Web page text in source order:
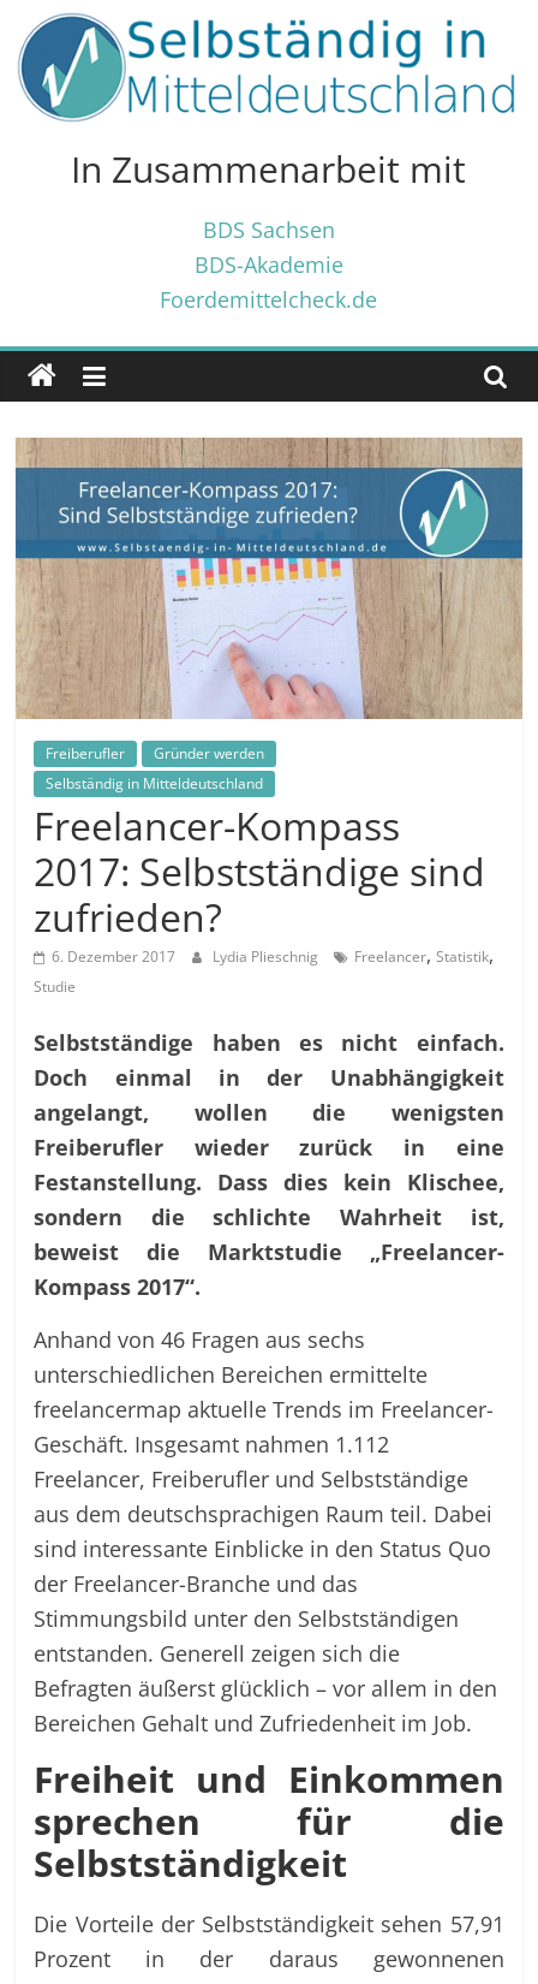
Inhalt
springen
Selbständig
Mitteldeutschland
Tricks
✓
für
und
Gründer
in
und
außerhalb
Mitteldeutschlands
In Zusammenarbeit mit
BDS Sachsen
BDS-Akademie
Foerdemittelcheck.de
Freiberufler
Gründer werden
Selbständig in Mitteldeutschland
Freelancer-Kompass
2017: Selbstständige sind
zufrieden?
6. Dezember 2017 Lydia Plieschnig Freelancer,Statistik,
Studie
Selbstständige haben es nicht einfach.
Doch einmal in der Unabhängigkeit
angelangt, wollen die wenigsten
Freiberufler wieder zurück in eine
Festanstellung. Dass dies kein Klischee,
sondern die schlichte Wahrheit ist,
beweist die Marktstudie „Freelancer-
Kompass 2017“.
Anhand von 46 Fragen aus sechs
unterschiedlichen Bereichen ermittelte
freelancermap aktuelle Trends im Freelancer-
Geschäft. Insgesamt nahmen 1.112
Freelancer, Freiberufler und Selbstständige
aus dem deutschsprachigen Raum teil. Dabei
sind interessante Einblicke in den Status Quo
der Freelancer-Branche und das
Stimmungsbild unter den Selbstständigen
entstanden. Generell zeigen sich die
Befragten äußerst glücklich – vor allem in den
Bereichen Gehalt und Zufriedenheit im Job.
Freiheit und Einkommen
sprechen für die
Selbstständigkeit
Die Vorteile der Selbstständigkeit sehen 57,91
Prozent in der daraus gewonnenen